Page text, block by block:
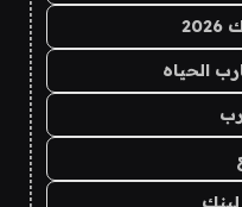
الحياه
لينك